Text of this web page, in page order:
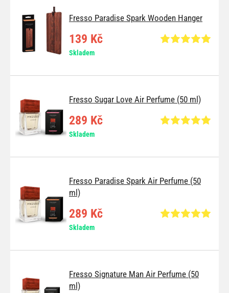
Fresso Paradise Spark Wooden Hanger
139 Kč
Skladem
Fresso Sugar Love Air Perfume (50 ml)
289 Kč
Skladem
Fresso Paradise Spark Air Perfume (50
ml)
289 Kč
Skladem
Fresso Signature Man Air Perfume (50
ml)